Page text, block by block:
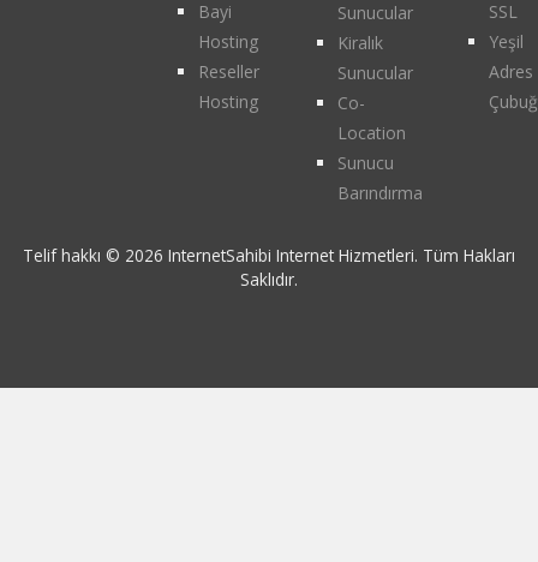
Bayi
Hosting
Reseller
Hosting
Sunucular
Kiralık
Sunucular
Co-
Location
Sunucu
Barındırma
SSL
Yeşil
Adres
Telif hakkı © 2026 InternetSahibi Internet Hizmetleri. Tüm Hakları
Saklıdır.